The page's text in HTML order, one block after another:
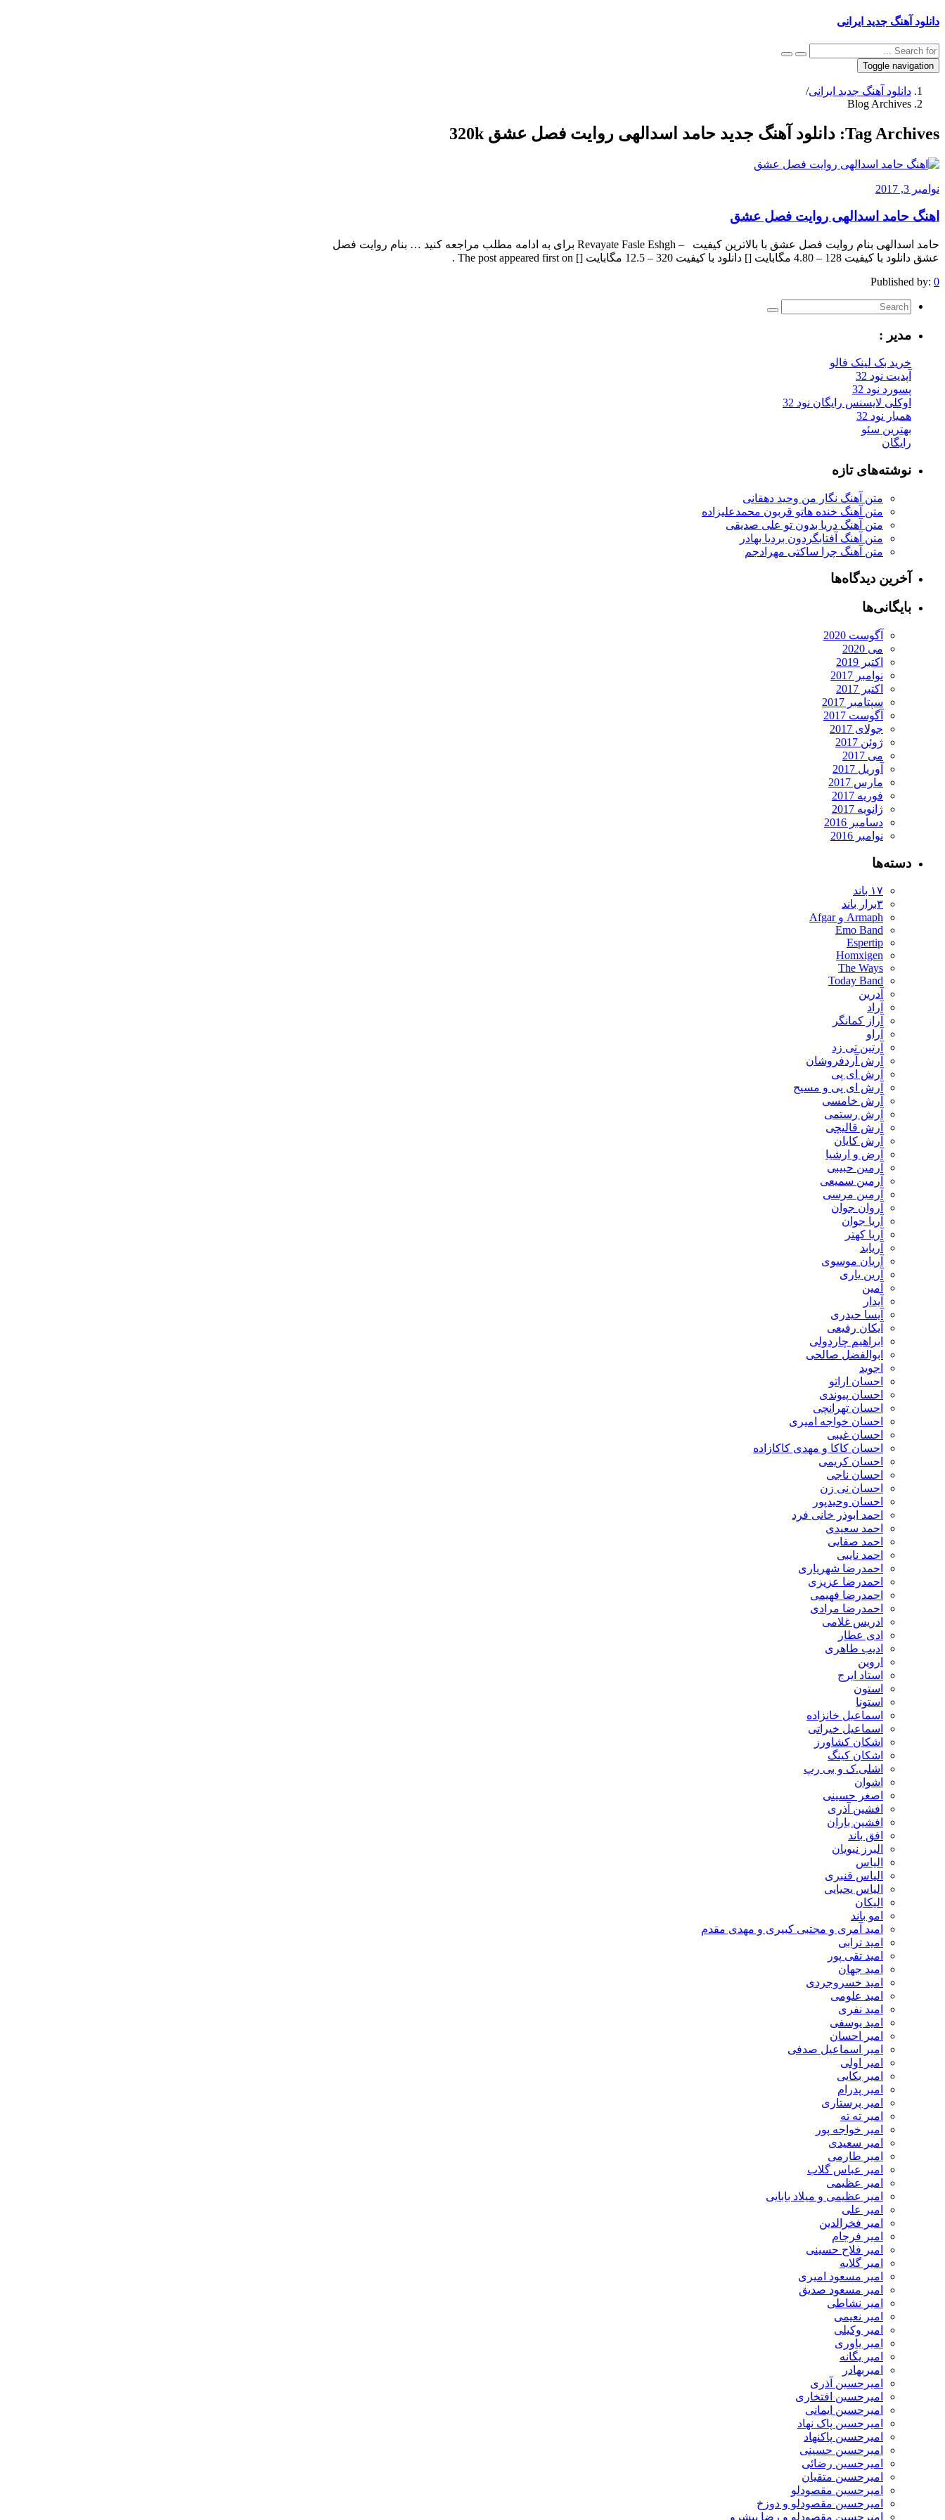
دانلود آهنگ جدید ایرانی
Toggle navigation
دانلود آهنگ جدید ایرانی/
Blog Archives
Tag Archives: دانلود آهنگ جدید حامد اسدالهی روایت فصل عشق 320k
نوامبر 3, 2017
اهنگ حامد اسدالهی روایت فصل عشق
حامد اسدالهی بنام روایت فصل عشق با بالاترین کیفیت – Revayate Fasle Eshgh برای به ادامه مطلب مراجعه کنید … بنام روایت فصل
عشق دانلود با کیفیت 128 – 4.80 مگابایت [] دانلود با کیفیت 320 – 12.5 مگابایت [] The post appeared first on .
Published by: 0
مدیر :
خرید بک لینک فالو
آپدیت نود 32
پسورد نود 32
اوکلی لایسنس رایگان نود 32
همیار نود 32
بهترین سئو
رایگان
نوشته‌های تازه
متن آهنگ نگار من وحید دهقانی
متن آهنگ خنده هاتو قربون محمدعلیزاده
متن آهنگ دریا بدون تو علی صدیقی
متن آهنگ آفتابگردون بردیا بهادر
متن آهنگ چرا ساکتی مهرادجم
آخرین دیدگاه‌ها
بایگانی‌ها
آگوست 2020
می 2020
اکتبر 2019
نوامبر 2017
اکتبر 2017
سپتامبر 2017
آگوست 2017
جولای 2017
ژوئن 2017
می 2017
آوریل 2017
مارس 2017
فوریه 2017
ژانویه 2017
دسامبر 2016
نوامبر 2016
دسته‌ها
۱۷ باند
۳برار باند
Armaph و Afgar
Emo Band
Espertip
Homxigen
The Ways
Today Band
آدرین
آراد
آراز کمانگر
آراو
آرتین تی زد
آرش آردفروشان
آرش ای پی
آرش ای پی و مسیح
آرش خامسی
آرش رستمی
آرش قالیچی
آرش کایان
​آرض و ارشیا
آرمین حبیبی
آرمین سمیعی
آرمین مرسی
آروان جوان
آریا جوان
آریا کهتر
آریابد
آریان موسوی
آرین یاری
آمین
آیدار
آیسا حیدری
آیکان رفیعی
ابراهیم چاردولی
ابوالفضل صالحی
اجوید
احسان اراتو
احسان پیوندی
احسان تهرانچی
احسان خواجه امیری
احسان غیبی
احسان کاکا و مهدی کاکازاده
احسان کریمی
احسان ناجی
احسان نی زن
احسان وحیدپور
احمد ابوذر خانی فرد
احمد سعیدی
احمد صفایی
احمد نایبی
احمدرضا شهریاری
احمدرضا عزیزی
احمدرضا فهیمی
احمدرضا مرادی
ادریس غلامی
ادی عطار
ادیب طاهری
اروین
استاد ایرج
استون
استونا
اسماعیل خانزاده
اسماعیل خیراتی
اشکان کشاورز
اشکان کینگ
اشلی.ک و بی رپ
اشوان
اصغر حسینی
افشین آذری
افشین باران
افق باند
البرز نبویان
الیاس
الیاس قنبرى
الیاس یحیایی
الیکان
امو باند
امید آمری و مجتبی کبیری و مهدى مقدم
امید ترابی
امید تقی پور
امید جهان
امید خسروجردی
امید علومی
امید نفری
امید یوسفی
امیر احسان
امیر اسماعیل صدفی
امیر اولی
امیر بکایی
امیر پدرام
امیر پرستاری
امیر ته ته
امیر خواجه پور
امیر سعیدی
امیر طارمی
امیر عباس گلاب
امیر عظیمی
امیر عظیمی و میلاد بابایی
امیر علی
امیر فخرالدین
امیر فرجام
امیر فلاح حسینی
امیر گلایه
امیر مسعود امیری
امیر مسعود صدیق
امیر نشاطی
امیر نعیمی
امیر وکیلی
امیر یاوری
امیر یگانه
امیربهادر
امیرحسین آذری
امیرحسین افتخاری
امیرحسین ایمانی
امیرحسین پاک نهاد
امیرحسین پاکنهاد
امیرحسین حسینی
امیرحسین رضائی
امیرحسین متقیان
امیرحسین مقصودلو
امیرحسین مقصودلو و دوزخ
امیرحسین مقصودلو و رضا پیشرو